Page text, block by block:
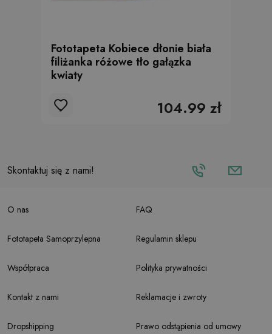
Fototapeta Kobiece dłonie biała
filiżanka różowe tło gałązka
kwiaty
104.99 zł
Skontaktuj się z nami!
O nas
Fototapeta Samoprzylepna
Współpraca
Kontakt z nami
Dropshipping
FAQ
Regulamin sklepu
Polityka prywatności
Reklamacje i zwroty
Prawo odstąpienia od umowy